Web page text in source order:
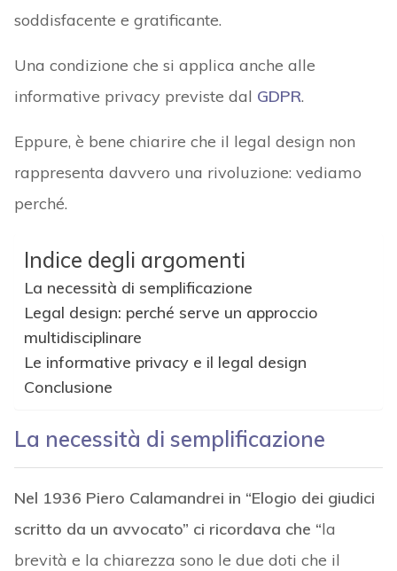
soddisfacente e gratificante.
Una condizione che si applica anche alle
informative privacy previste dal GDPR.
Eppure, è bene chiarire che il legal design non
rappresenta davvero una rivoluzione: vediamo
perché.
Indice degli argomenti
La necessità di semplificazione
Legal design: perché serve un approccio
multidisciplinare
Le informative privacy e il legal design
Conclusione
La necessità di semplificazione
Nel 1936 Piero Calamandrei in “Elogio dei giudici
scritto da un avvocato” ci ricordava che “la
brevità e la chiarezza sono le due doti che il